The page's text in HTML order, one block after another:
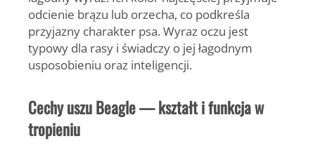
odcienie brązu lub orzecha, co podkreśla
przyjazny charakter psa. Wyraz oczu jest
typowy dla rasy i świadczy o jej łagodnym
usposobieniu oraz inteligencji.
Cechy uszu Beagle — kształt i funkcja w
tropieniu